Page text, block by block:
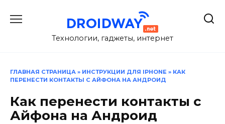
Технологии, гаджеты, интернет
ГЛАВНАЯ СТРАНИЦА » ИНСТРУКЦИИ ДЛЯ IPHONE » КАК
ПЕРЕНЕСТИ КОНТАКТЫ С АЙФОНА НА АНДРОИД
Как перенести контакты с
Айфона на Андроид